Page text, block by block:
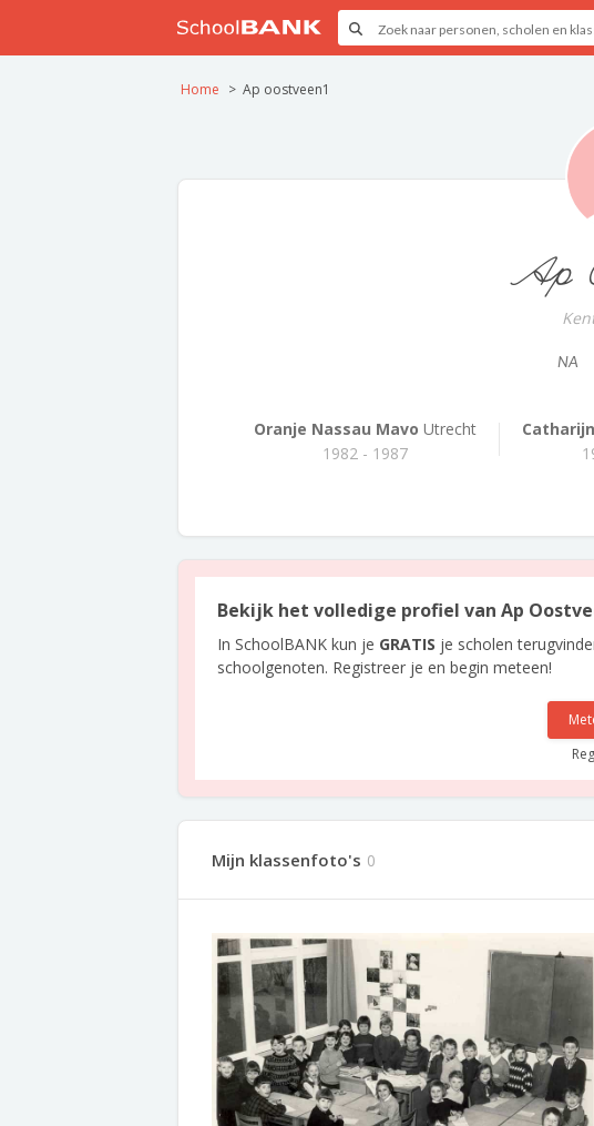
Home Ap oostveen1
Ap
NA
Oranje Nassau Mavo Utrecht
1982 - 1987
Bekijk het volledige profiel van Ap
In SchoolBANK kun je GRATIS je scholen
schoolgenoten. Registreer je en begin meteen!
Mijn klassenfoto's 0